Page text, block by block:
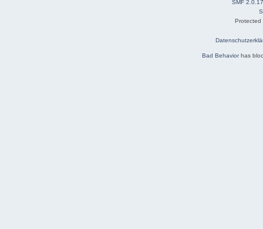
SMF 2.0.17
Bad Behaviorhas